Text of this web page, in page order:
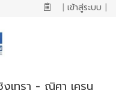
| เข้าสู่ระบบ |
งเทรา - ณิศา เครน